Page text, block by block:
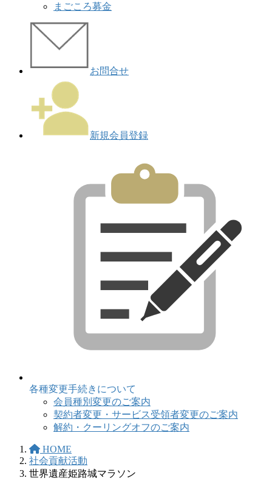
まごころ募金
お問合せ
新規会員登録
各種変更手続きについて
会員種別変更のご案内
契約者変更・サービス受領者変更のご案内
解約・クーリングオフのご案内
HOME
社会貢献活動
世界遺産姫路城マラソン